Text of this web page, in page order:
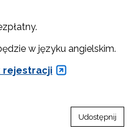
w języku angielskim.
rejestracji
Udostępnij